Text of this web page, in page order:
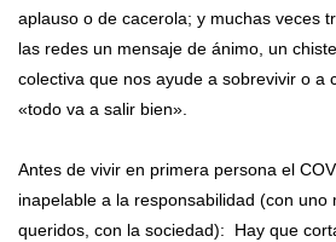
aplauso o de cacerola; y muchas veces
las redes un mensaje de ánimo, un
colectiva que nos ayude a sobrevivir o a
«todo va a salir bien».
Antes de vivir en primera persona el
inapelable a la responsabilidad (con uno
queridos, con la sociedad): Hay que